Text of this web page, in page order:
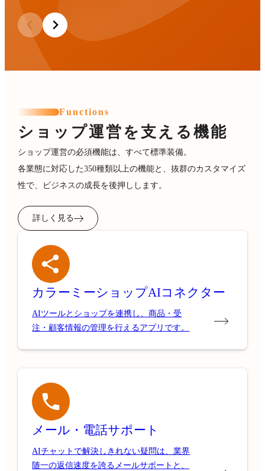
Functions
ショップ運営を支える機能
ショップ運営の必須機能は、すべて標準装備。
各業態に対応した350種類以上の機能と、抜群のカスタマイズ
性で、ビジネスの成長を後押しします。
詳しく見る
カラーミーショップAIコネクター
AIツールとショップを連携し、商品・受
注・顧客情報の管理を行えるアプリです。
メール・電話サポート
AIチャットで解決しきれない疑問は、業界
随一の返信速度を誇るメールサポートと、